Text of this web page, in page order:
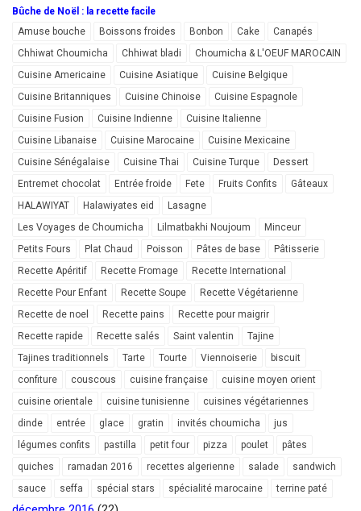
Bûche de Noël : la recette facile
Amuse bouche
Boissons froides Bonbon Cake
Canapés
Chhiwat Choumicha
Chhiwat bladi
Choumicha & L'OEUF MAROCAIN
Cuisine Americaine
Cuisine Asiatique
Cuisine Belgique
Cuisine Britanniques
Cuisine Chinoise
Cuisine Espagnole
Cuisine Fusion
Cuisine Indienne
Cuisine Italienne
Cuisine Libanaise
Cuisine Marocaine
Cuisine Mexicaine
Cuisine Sénégalaise
Cuisine Thai Cuisine Turque
Dessert
Entremet chocolat
Entrée froide Fete Fruits Confits
Gâteaux
HALAWIYAT
Halawiyates eid
Lasagne
Les Voyages de Choumicha
Lilmatbakhi Noujoum
Minceur
Petits Fours
Plat Chaud Poisson Pâtes de base
Pâtisserie
Recette Apéritif
Recette Fromage
Recette International
Recette Pour Enfant
Recette Soupe
Recette Végétarienne
Recette de noel
Recette pains
Recette pour maigrir
Recette rapide
Recette salés Saint valentin
Tajine
Tajines traditionnels
Tarte Tourte Viennoiserie
biscuit
confiture
couscous cuisine française
cuisine moyen orient
cuisine orientale
cuisine tunisienne
cuisines végétariennes
dinde
entrée glace gratin invités choumicha
jus
légumes confits
pastilla petit four pizza poulet
pâtes
quiches
ramadan 2016 recettes algerienne salade
sandwich
sauce
seffa spécial stars spécialité marocaine terrine paté